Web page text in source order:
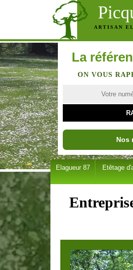
ARTISAN
La
ON VOUS
Nos
Elagueur 87 Etêtage